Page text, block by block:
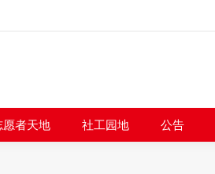
愿者天地 社工园地 公告
禁毒志愿者天地 社工园地